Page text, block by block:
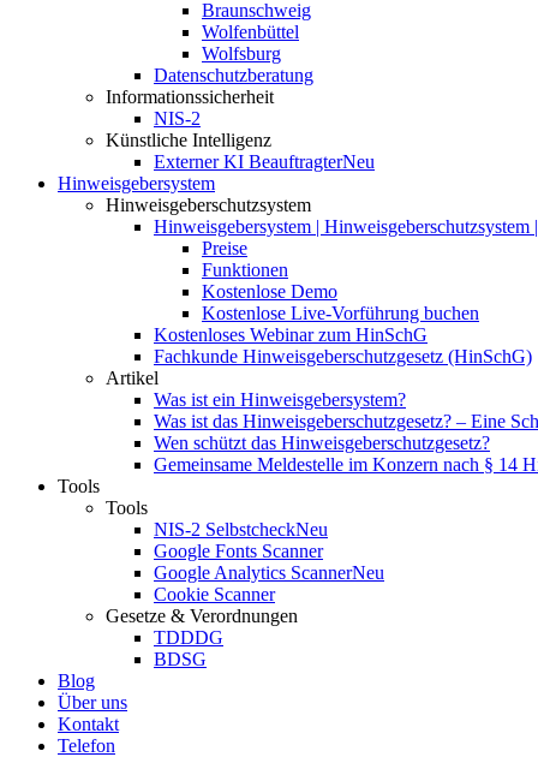
Braunschweig
Wolfenbüttel
Wolfsburg
Datenschutzberatung
Informationssicherheit
NIS-2
Künstliche Intelligenz
Externer KI BeauftragterNeu
Hinweisgebersystem
Hinweisgeberschutzsystem
Hinweisgebersystem | Hinweisgeberschutzsystem
Preise
Funktionen
Kostenlose Demo
Kostenlose Live-Vorführung buchen
Kostenloses Webinar zum HinSchG
Fachkunde Hinweisgeberschutzgesetz (HinSchG)
Artikel
Was ist ein Hinweisgebersystem?
Was ist das Hinweisgeberschutzgesetz? – Eine
Wen schützt das Hinweisgeberschutzgesetz?
Gemeinsame Meldestelle im Konzern nach § 14
Tools
Tools
NIS-2 SelbstcheckNeu
Google Fonts Scanner
Google Analytics ScannerNeu
Cookie Scanner
Gesetze & Verordnungen
TDDDG
BDSG
Blog
Über uns
Kontakt
Telefon